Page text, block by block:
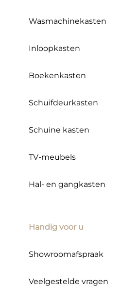
Wasmachinekasten
Inloopkasten
Boekenkasten
Schuifdeurkasten
Schuine kasten
TV-meubels
Hal- en gangkasten
Handig voor u
Showroomafspraak
Veelgestelde vragen